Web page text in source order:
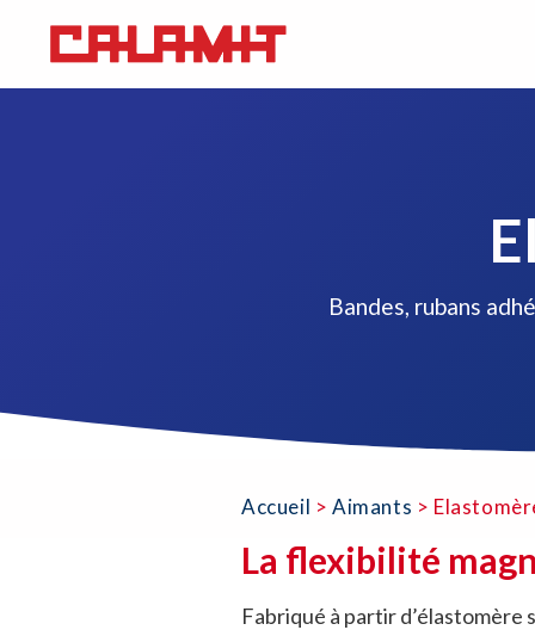
Bandes, rubans
Accueil >Aimants >
La flexibilité
Fabriqué à partir